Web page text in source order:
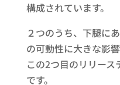
構成されています。
２つのうち、下腿に
の可動性に大きな影
この2つ目のリリー
です。